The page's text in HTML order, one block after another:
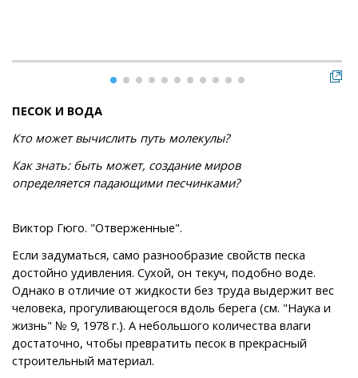
ПЕСОК И ВОДА
Кто может вычислить путь молекулы?
Как знать: быть может, создание миров
определяется падающими песчинками?
Виктор Гюго. "Отверженные".
Если задуматься, само разнообразие свойств песка
достойно удивления. Сухой, он текуч, подобно воде.
Однако в отличие от жидкости без труда выдержит вес
человека, прогуливающегося вдоль берега (см. "Наука и
жизнь" № 9, 1978 г.). А небольшого количества влаги
достаточно, чтобы превратить песок в прекрасный
строительный материал.